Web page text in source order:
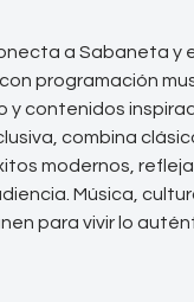
a Sabaneta y
programación
y contenidos
combina
modernos,
Música,
para vivir lo